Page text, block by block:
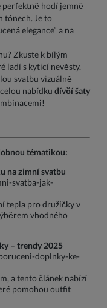
perfektně hodí jemně
tónech. Je to
elegance“ a na
Zkuste k bílým
ladí s kyticí nevěsty.
svatbu vizuálně
nabídku dívčí šaty
tématikou:
na zimní svatbu
svatba-jak-
tepla pro družičky v
vhodného
– trendy 2025
doplnky-ke-
a tento článek nabízí
pomohou outfit